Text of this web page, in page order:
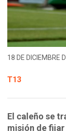
18 DE DICIEMBRE
T13
El caleño se
misión de